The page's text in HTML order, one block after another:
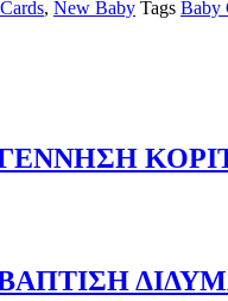
, New Baby Tags Baby